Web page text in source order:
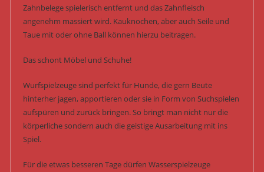
Zahnbelege spielerisch entfernt und das Zahnfleisch
angenehm massiert wird. Kauknochen, aber auch Seile und
Taue mit oder ohne Ball können hierzu beitragen.
Das schont Möbel und Schuhe!
Wurfspielzeuge sind perfekt für Hunde, die gern Beute
hinterher jagen, apportieren oder sie in Form von Suchspielen
aufspüren und zurück bringen. So bringt man nicht nur die
körperliche sondern auch die geistige Ausarbeitung mit ins
Spiel.
Für die etwas besseren Tage dürfen Wasserspielzeuge